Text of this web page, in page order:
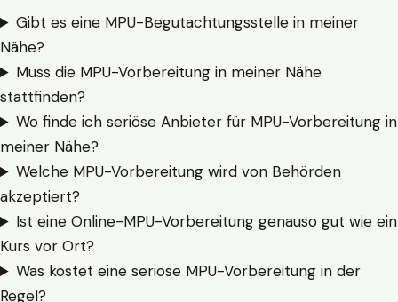
Gibt es eine MPU-Begutachtungsstelle in meiner
Nähe?
Muss die MPU-Vorbereitung in meiner Nähe
stattfinden?
Wo finde ich seriöse Anbieter für MPU-Vorbereitung in
meiner Nähe?
Welche MPU-Vorbereitung wird von Behörden
akzeptiert?
Ist eine Online-MPU-Vorbereitung genauso gut wie ein
Kurs vor Ort?
Was kostet eine seriöse MPU-Vorbereitung in der
Regel?